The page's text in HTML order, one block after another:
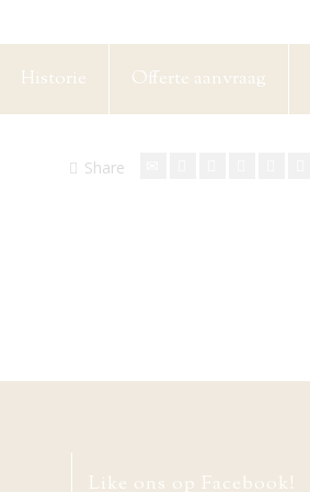
Historie Offerte aanvraag
Share
Like ons op Facebook!